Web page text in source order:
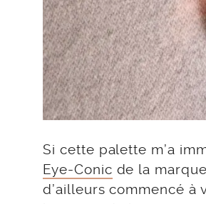
Si cette palette m’a
Eye-Conic de la
d’ailleurs commencé à